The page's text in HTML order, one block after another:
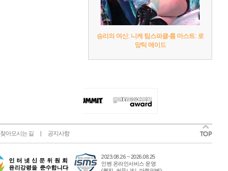
승리의 여신: 니케 팀스파클-륨 마스트: 로
망틱 메이드
찾아오시는 길 공지사항
2023.08.26 ~ 2026.08.25
인벤 온라인서비스 운영